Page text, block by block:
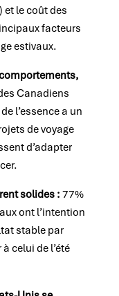
et le coût des
facteurs
estivaux.
Canadiens
l’essence a un
de voyage
d’adapter
solides : 77%
ont l’intention
stable par
celui de l’été